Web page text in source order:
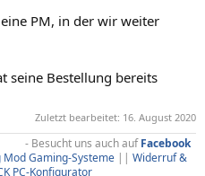
PM, in der wir weiter
seine Bestellung bereits
Zuletzt bearbeitet: 16. August 2020
- Besucht uns auch aufFacebook
Mod Gaming-Systeme || Widerruf &
PC-Konfigurator